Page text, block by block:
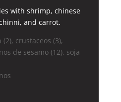
with shrimp, chinese
and carrot.
(2), crustaceos (3),
de sesamo (12), soja